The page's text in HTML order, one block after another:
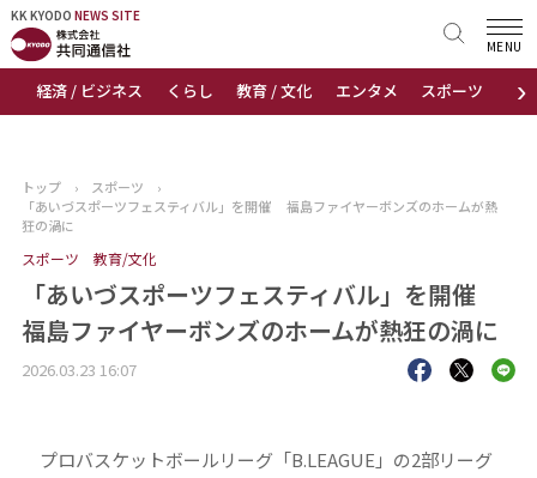
KK KYODO NEWS SITE
›
経済 / ビジネス くらし 教育 / 文化 エンタメ スポーツ 地域
MENU
KK KYODONEWS SITE
トップページ
ニュース
おすすめコンテンツ
出版物
トップ › スポーツ
›
「あいづスポーツフェスティバル」を開催 福島ファイヤーボンズのホームが熱
狂の渦に
スポーツ 教育/文化
「あいづスポーツフェスティバル」を開催
福島ファイヤーボンズのホームが熱狂の渦に
2026.03.23 16:07
プロバスケットボールリーグ「B.LEAGUE」の2部リーグ